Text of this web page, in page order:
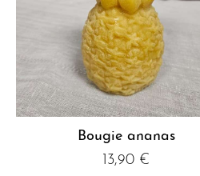
Bougie ananas
13,90 €